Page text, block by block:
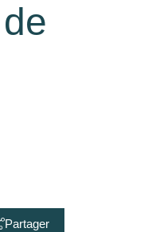
Partager